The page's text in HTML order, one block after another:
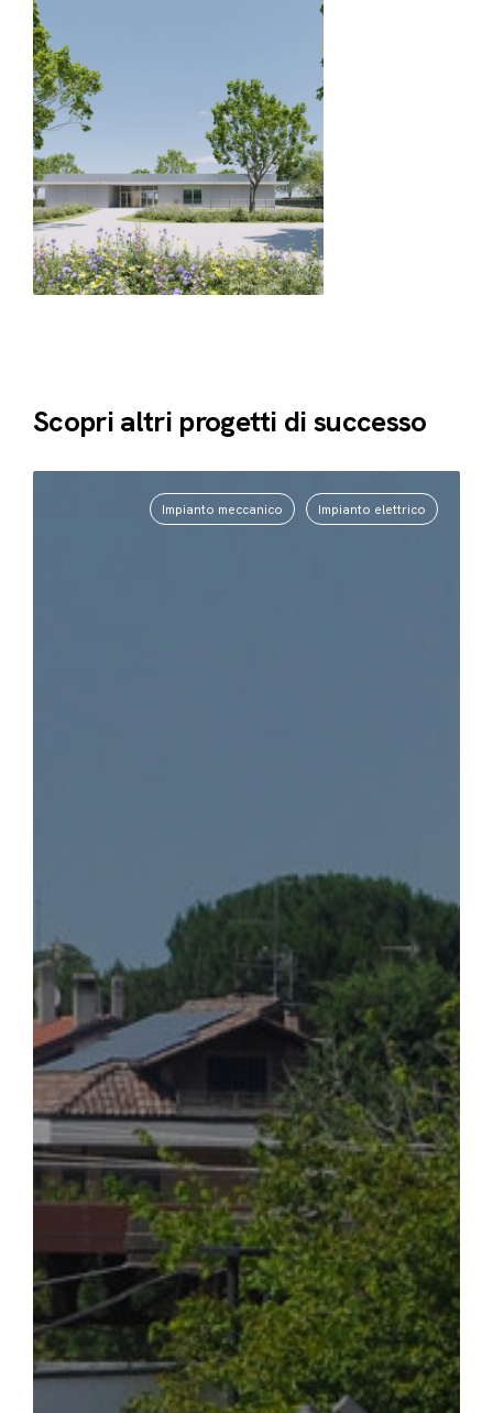
Scopri altri progetti di successo
Impianto meccanico Impianto elettrico